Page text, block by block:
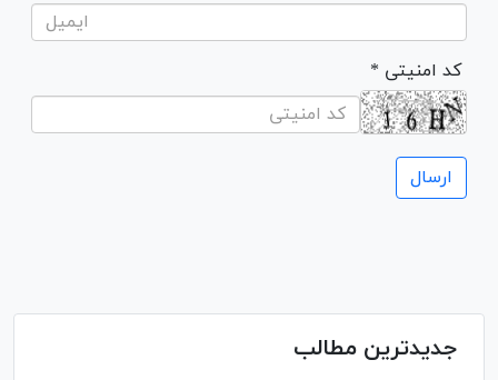
* کد امنیتی
جدیدترین مطالب